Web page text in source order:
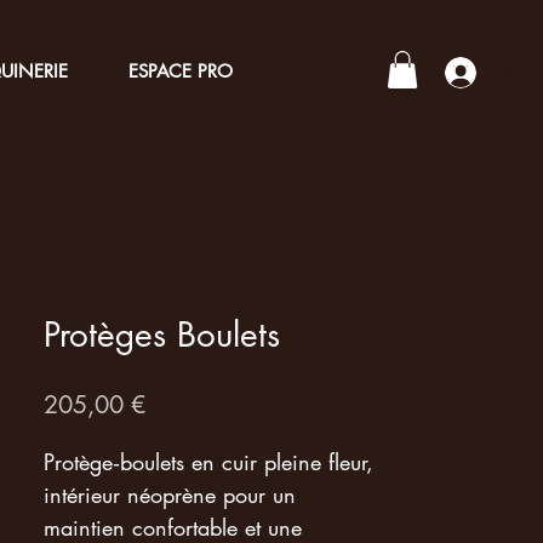
ESPACE PRO
Protèges Boulets
205,00 €Prix
Protège‑boulets en cuir pleine fleur,
intérieur néoprène pour un
maintien confortable et une